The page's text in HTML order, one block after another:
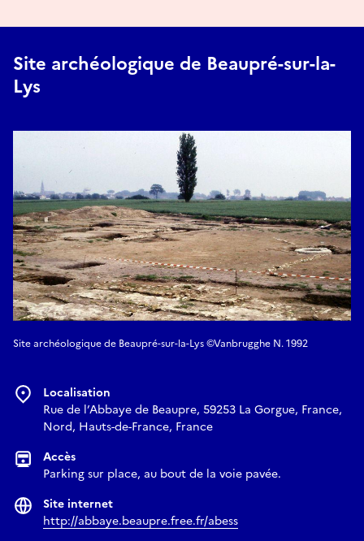
Site archéologique de Beaupré-sur-la-
Lys
Site archéologique de Beaupré-sur-la-Lys ©Vanbrugghe N. 1992
Localisation
Rue de l’Abbaye de Beaupre, 59253 La Gorgue, France,
Nord, Hauts-de-France, France
Accès
Parking sur place, au bout de la voie pavée.
Site internet
http://abbaye.beaupre.free.fr/abess